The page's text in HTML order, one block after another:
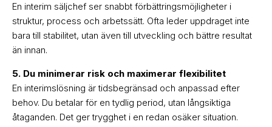
En interim säljchef ser snabbt förbättringsmöjligheter i
struktur, process och arbetssätt. Ofta leder uppdraget inte
bara till stabilitet, utan även till utveckling och bättre resultat
än innan.
5. Du minimerar risk och maximerar flexibilitet
En interimslösning är tidsbegränsad och anpassad efter
behov. Du betalar för en tydlig period, utan långsiktiga
åtaganden. Det ger trygghet i en redan osäker situation.